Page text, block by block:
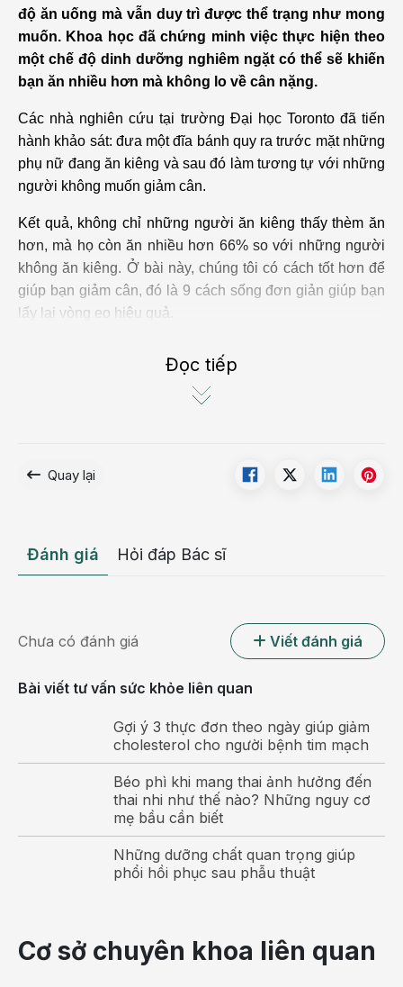
độ ăn uống mà vẫn duy trì được thể trạng như mong
muốn. Khoa học đã chứng minh việc thực hiện theo
một chế độ dinh dưỡng nghiêm ngặt có thể sẽ khiến
bạn ăn nhiều hơn mà không lo về cân nặng.
Các nhà nghiên cứu tại trường Đại học Toronto đã tiến
hành khảo sát: đưa một đĩa bánh quy ra trước mặt những
phụ nữ đang ăn kiêng và sau đó làm tương tự với những
người không muốn giảm cân.
Kết quả, không chỉ những người ăn kiêng thấy thèm ăn
hơn, mà họ còn ăn nhiều hơn 66% so với những người
không ăn kiêng. Ở bài này, chúng tôi có cách tốt hơn để
giúp bạn giảm cân, đó là 9 cách sống đơn giản giúp bạn
lấy lại vòng eo hiệu quả.
Ăn nhiều thực phẩm dinh dưỡng hơn
Thay vì bị ám ảnh bởi việc phải tránh xa đồ ăn, bạn nên
tập trung vào các loại thực phẩm có lợi cho sức khỏe mà
Những phụ nữ tuân theo nguyên tắc này lại có xu hướng
Bổ sung các loại trái cây giàu chất xơ, rau và ngũ cốc.
Các loại thực phẩm giàu chất xơ giúp dạ dày mở ra, do
Có nhiều cách để tăng lượng chất xơ: khuấy 1 muỗng hạt
lanh vào bột yến mạch và ½ cốc đậu vào salad rau, hoặc
ăn nhẹ các loại hoa quả và hạt khô.
Thực phẩm nên ăn khi giảm cân
Đọc tiếp
Quay lại
Đánh giá Hỏi đáp Bác sĩ
Chưa có đánh giá Viết đánh giá
Bài viết tư vấn sức khỏe liên quan
Gợi ý 3 thực đơn theo ngày giúp giảm
cholesterol cho người bệnh tim mạch
Béo phì khi mang thai ảnh hưởng đến
thai nhi như thế nào? Những nguy cơ
mẹ bầu cần biết
Những dưỡng chất quan trọng giúp
phổi hồi phục sau phẫu thuật
Cơ sở chuyên khoa liên quan